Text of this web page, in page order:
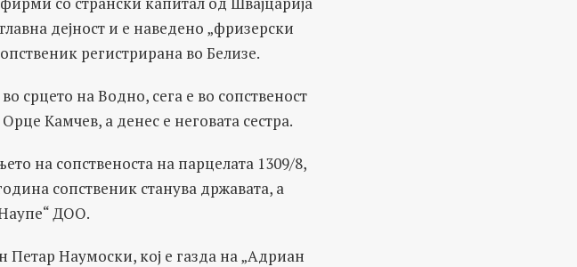
дејност и е наведено „фризерски
регистрирана во Белизе.
срцето на Водно, сега е во сопственост
Камчев, а денес е неговата сестра.
на сопственоста на парцелата 1309/8,
сопственик станува државата, а
ДОО.
Наумоски, кој е газда на „Адриан